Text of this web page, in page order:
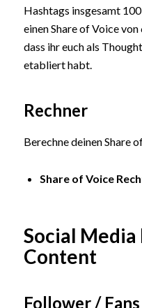
Hashtags insgesamt
einen Share of Voice
dass ihr euch als
etabliert habt.
Rechner
Berechne deinen Share
Share of Voice
Social Media
Content
Follower / Fans